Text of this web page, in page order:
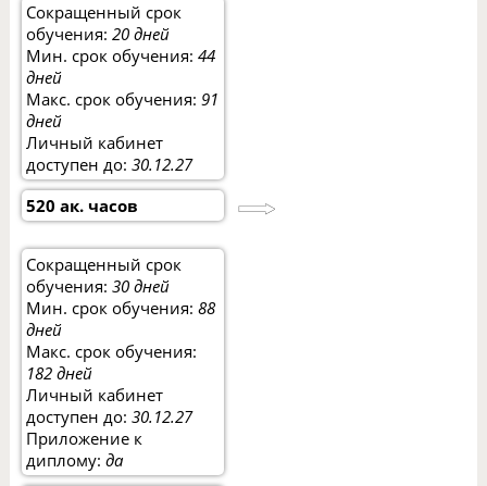
Сокращенный срок
обучения:20 дней
Мин. срок обучения:44
дней
Макс. срок обучения:91
дней
Личный кабинет
доступен до:30.12.27
520 ак. часов
Сокращенный срок
обучения:30 дней
Мин. срок обучения:88
дней
Макс. срок обучения:
182 дней
Личный кабинет
доступен до:30.12.27
Приложение к
диплому:да